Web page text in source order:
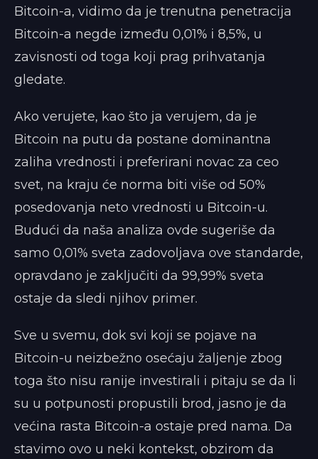
Bitcoin-a, vidimo da je trenutna penetracija
Bitcoin-a negde između 0,01% i 8,5%, u
zavisnosti od toga koji prag prihvatanja
gledate.
Ako verujete, kao što ja verujem, da je
Bitcoin na putu da postane dominantna
zaliha vrednosti i preferirani novac za ceo
svet, na kraju će norma biti više od 50%
posedovanja neto vrednosti u Bitcoin-u.
Budući da naša analiza ovde sugeriše da
samo 0,01% sveta zadovoljava ove standarde,
opravdano je zaključiti da 99,99% sveta
ostaje da sledi njihov primer.
Sve u svemu, dok svi koji se pojave na
Bitcoin-u neizbežno osećaju žaljenje zbog
toga što nisu ranije investirali i pitaju se da li
su u potpunosti propustili brod, jasno je da
većina rasta Bitcoin-a ostaje pred nama. Da
stavimo ovo u neki kontekst, obzirom da